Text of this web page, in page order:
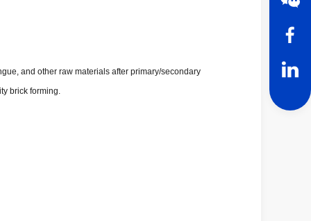
and other raw materials after primary/secondary
brick forming.